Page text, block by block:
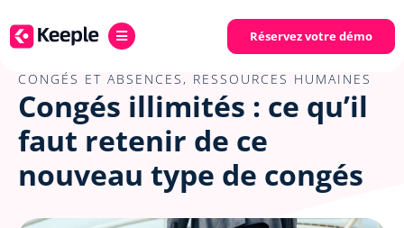
Réservez votre démo
CONGÉS ET ABSENCES , RESSOURCES HUMAINES
Congés illimités : ce qu’il
faut retenir de ce
nouveau type de congés